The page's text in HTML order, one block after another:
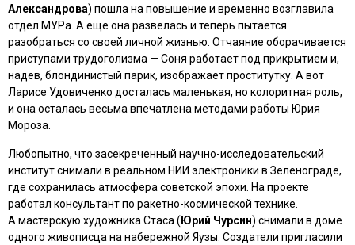
Александрова) пошла на повышение и временно возглавила
отдел МУРа. А еще она развелась и теперь пытается
разобраться со своей личной жизнью. Отчаяние оборачивается
приступами трудоголизма — Соня работает под прикрытием и,
надев, блондинистый парик, изображает проститутку. А вот
Ларисе Удовиченко досталась маленькая, но колоритная роль,
и она осталась весьма впечатлена методами работы Юрия
Мороза.
Любопытно, что засекреченный научно-исследовательский
институт снимали в реальном НИИ электроники в Зеленограде,
где сохранилась атмосфера советской эпохи. На проекте
работал консультант по ракетно-космической технике.
А мастерскую художника Стаса ( Юрий Чурсин) снимали в доме
одного живописца на набережной Яузы. Создатели пригласили